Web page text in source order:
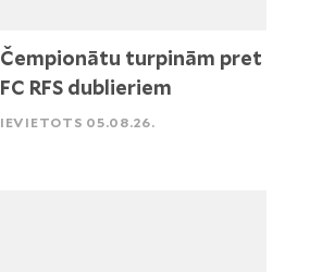
Čempionātu turpinām pret
FC RFS dublieriem
IEVIETOTS 05.08.26.